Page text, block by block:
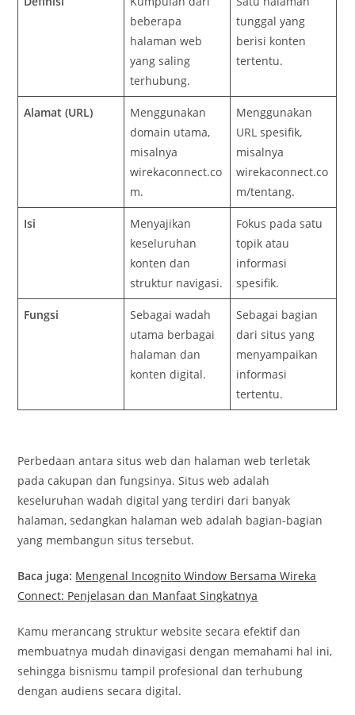
beberapa
halaman web
yang saling
terhubung.
tunggal yang
berisi konten
tertentu.
Alamat (URL)
Menggunakan
domain utama,
misalnya
wirekaconnect.co
m.
Menggunakan
URL spesifik,
misalnya
wirekaconnect.co
m/tentang.
Isi
Menyajikan
keseluruhan
konten dan
struktur navigasi.
Fokus pada satu
topik atau
informasi
spesifik.
Fungsi
Sebagai wadah
utama berbagai
halaman dan
konten digital.
Sebagai bagian
dari situs yang
menyampaikan
informasi
tertentu.
Perbedaan antara situs web dan halaman web terletak
pada cakupan dan fungsinya. Situs web adalah
keseluruhan wadah digital yang terdiri dari banyak
halaman, sedangkan halaman web adalah bagian-bagian
yang membangun situs tersebut.
Baca juga: Mengenal Incognito Window Bersama Wireka
Connect: Penjelasan dan Manfaat Singkatnya
Kamu merancang struktur website secara efektif dan
membuatnya mudah dinavigasi dengan memahami hal ini,
sehingga bisnismu tampil profesional dan terhubung
dengan audiens secara digital.